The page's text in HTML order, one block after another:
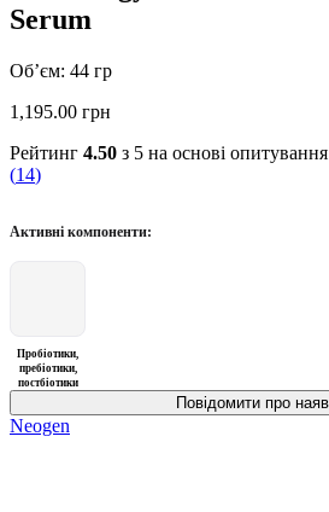
Serum
Об’єм: 44 гр
1,195.00 грн
Рейтинг 4.50 з 5 на основі опитування
(14)
Активні компоненти:
Пробіотики,
пребіотики,
постбіотики
Neogen